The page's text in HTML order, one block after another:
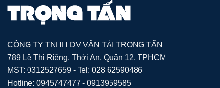
CÔNG TY TNHH DV VẬN TẢI TRỌNG TẤN
789 Lê Thị Riêng, Thới An, Quận 12, TPHCM
MST: 0312527659 - Tel: 028 62590486
Hotline: 0945747477 - 0913959585